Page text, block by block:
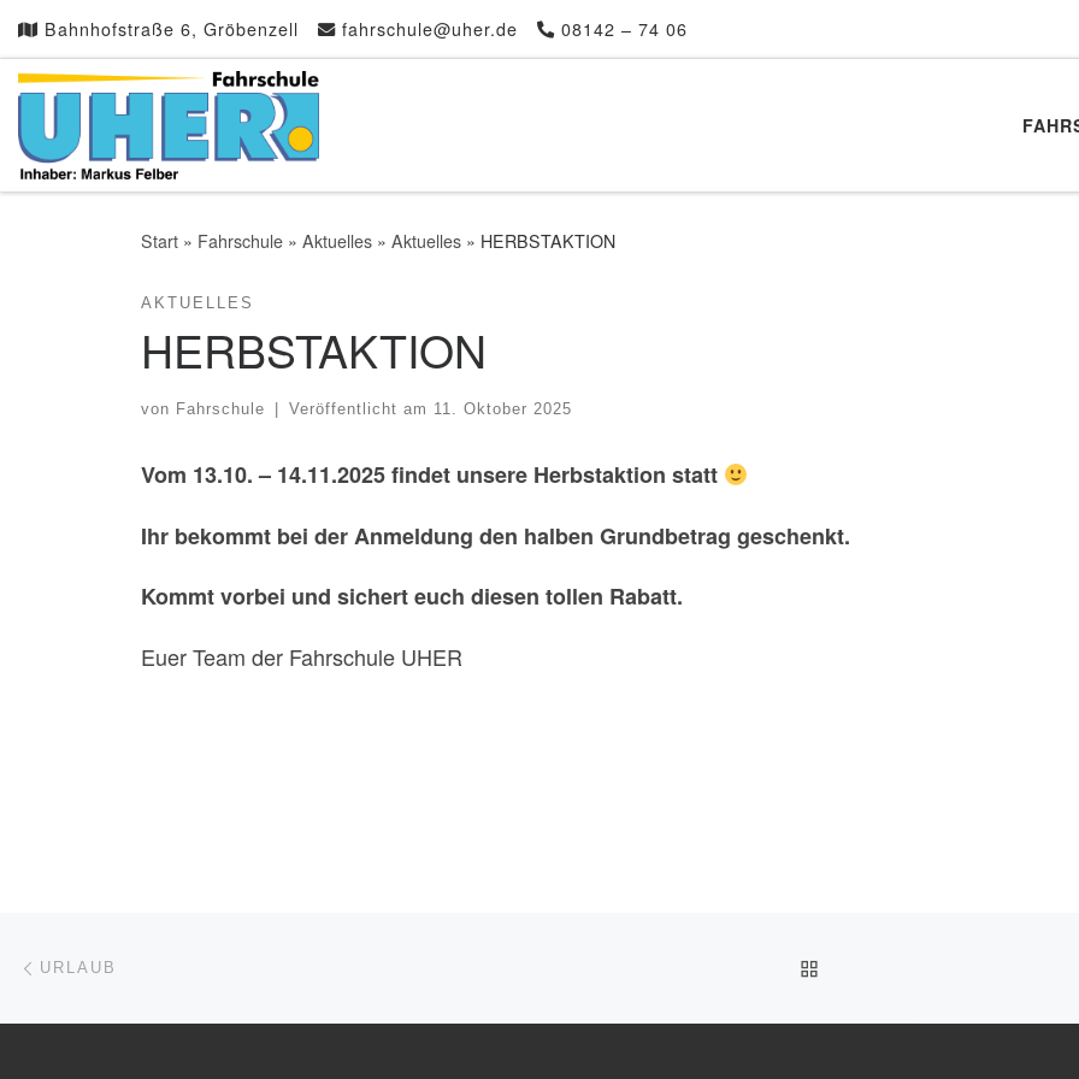
Zum Inhalt springen
Bahnhofstraße 6, Gröbenzell fahrschule@uher.de 08142 – 74 06
Start » Fahrschule » Aktuelles » Aktuelles » HERBSTAKTION
AKTUELLES
HERBSTAKTION
von Fahrschule Veröffentlicht am 11. Oktober 2025
Vom 13.10. – 14.11.2025 findet unsere Herbstaktion statt
Ihr bekommt bei der Anmeldung den halben Grundbetrag geschenkt.
Kommt vorbei und sichert euch diesen tollen Rabatt.
Euer Team der Fahrschule UHER
Beitragsnavigation
URLAUB